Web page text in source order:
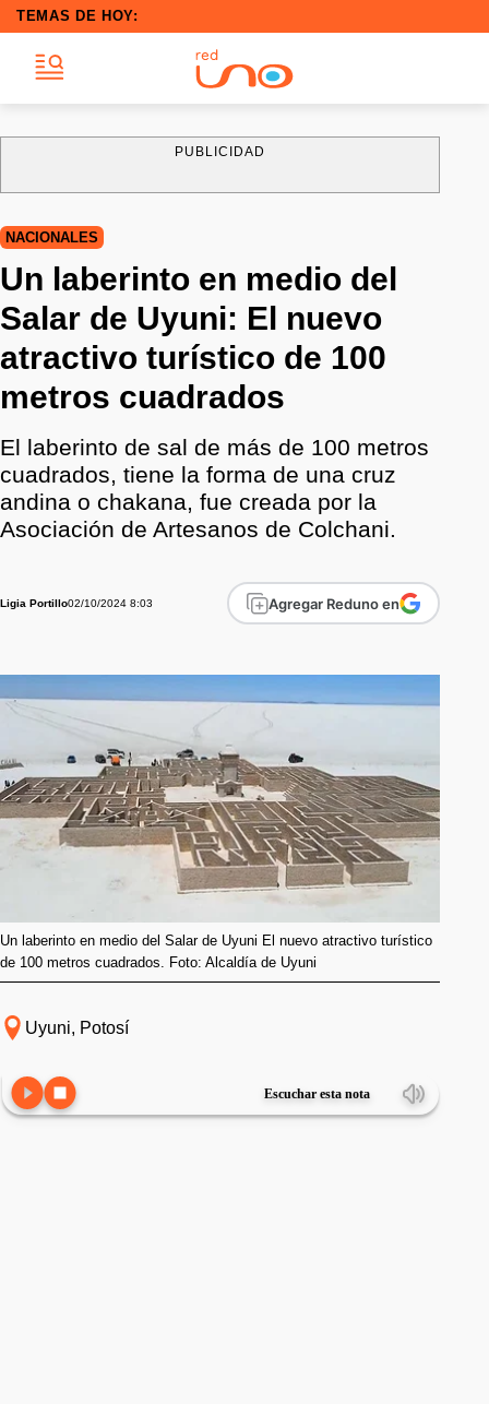
TEMAS DE HOY:
PUBLICIDAD
NACIONALES
Un laberinto en medio del
Salar de Uyuni: El nuevo
atractivo turístico de 100
metros cuadrados
El laberinto de sal de más de 100 metros
cuadrados, tiene la forma de una cruz
andina o chakana, fue creada por la
Asociación de Artesanos de Colchani.
Ligia Portillo02/10/2024 8:03 Agregar Reduno en
Un laberinto en medio del Salar de Uyuni El nuevo atractivo turístico
de 100 metros cuadrados. Foto: Alcaldía de Uyuni
Uyuni, Potosí
Escuchar esta nota